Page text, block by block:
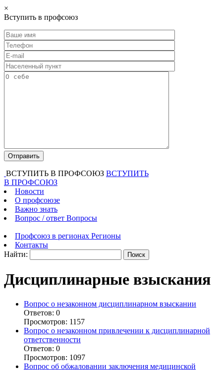
×
Вступить в профсоюз
ВСТУПИТЬ В ПРОФСОЮЗ ВСТУПИТЬ
В ПРОФСОЮЗ
Новости
О профсоюзе
Важно знать
Вопрос / ответ Вопросы
Профсоюз в регионах Регионы
Контакты
Найти:
Дисциплинарные взыскания
Вопрос о незаконном дисциплинарном взыскании
Ответов: 0
Просмотров: 1157
Вопрос о незаконном привлечении к дисциплинарной
ответственности
Ответов: 0
Просмотров: 1097
Вопрос об обжаловании заключения медицинской